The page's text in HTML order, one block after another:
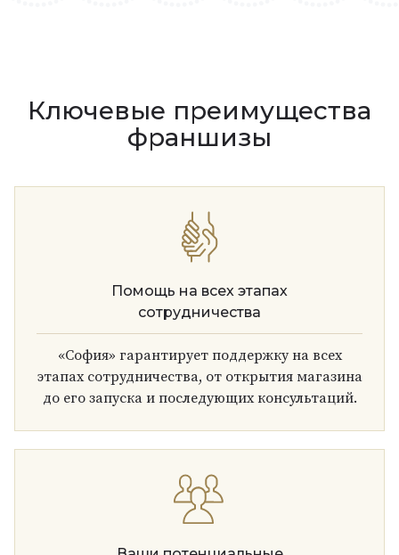
Ключевые преимущества
франшизы
Помощь на всех этапах
сотрудничества
«София» гарантирует поддержку на всех
этапах сотрудничества, от открытия магазина
до его запуска и последующих консультаций.